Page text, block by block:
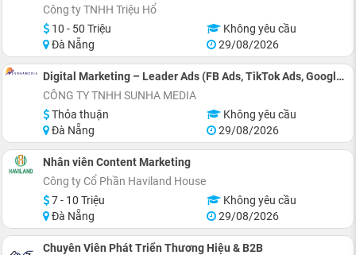
Công ty TNHH Triệu Hổ
10 - 50 Triệu
Không yêu cầu
Đà Nẵng
29/08/2026
Digital Marketing – Leader Ads (FB Ads, TikTok Ads, Google Ads)
CÔNG TY TNHH SUNHA MEDIA
Thỏa thuận
Không yêu cầu
Đà Nẵng
29/08/2026
Nhân viên Content Marketing
Công ty Cổ Phần Haviland House
7 - 10 Triệu
Không yêu cầu
Đà Nẵng
29/08/2026
Chuyên Viên Phát Triển Thương Hiệu & B2B